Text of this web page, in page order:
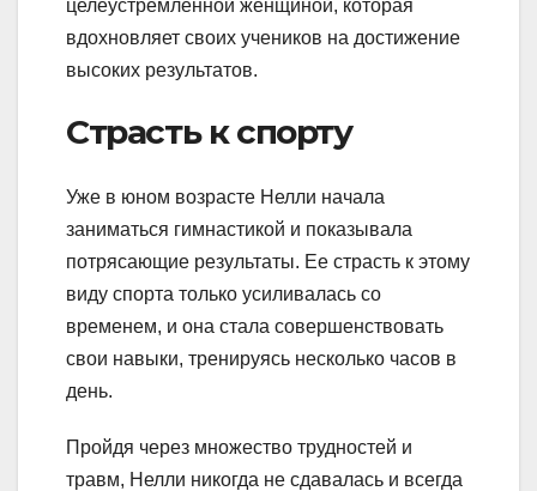
целеустремленной женщиной, которая
вдохновляет своих учеников на достижение
высоких результатов.
Страсть к спорту
Уже в юном возрасте Нелли начала
заниматься гимнастикой и показывала
потрясающие результаты. Ее страсть к этому
виду спорта только усиливалась со
временем, и она стала совершенствовать
свои навыки, тренируясь несколько часов в
день.
Пройдя через множество трудностей и
травм, Нелли никогда не сдавалась и всегда